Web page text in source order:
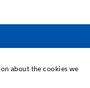
about the cookies we